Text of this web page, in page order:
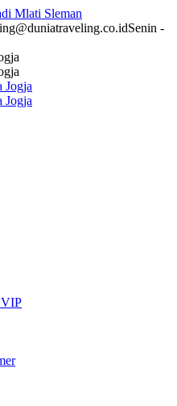
Mlati Sleman
Senin -